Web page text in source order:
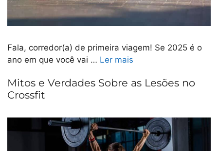
Fala, corredor(a) de primeira viagem! Se 2025 é o
ano em que você vai … Ler mais
Mitos e Verdades Sobre as Lesões no
Crossfit